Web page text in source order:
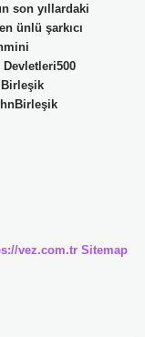
son yıllardaki
ünlü şarkıcı
vez.com.tr Sitemap